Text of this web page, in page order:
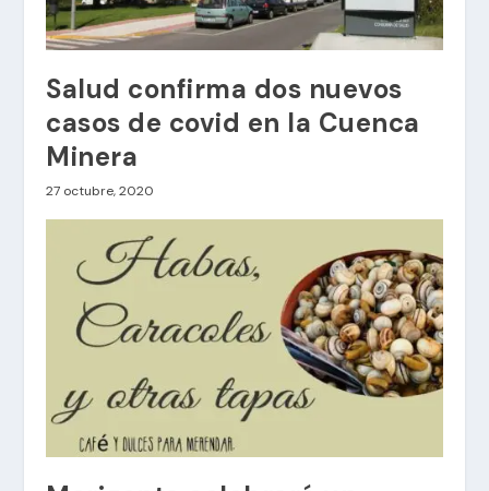
Salud confirma dos nuevos
casos de covid en la Cuenca
Minera
27 octubre, 2020